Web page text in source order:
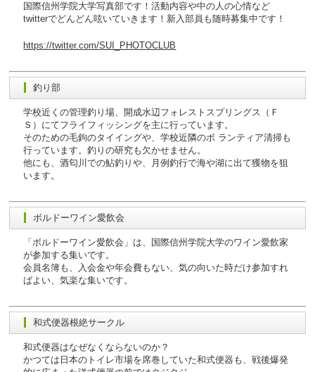
国際信州学院大学写真部です！活動内容や中の人の心情など
twitterでどんどん呟いていきます！新入部員も随時募集中です！
https://twitter.com/SUI_PHOTOCLUB
釣り部
学校近くの管理釣り場、開成水辺フォレストスプリングス（Ｆ
Ｓ）にてフライフィッシングを主に行っています。
そのための毛鉤のタイイングや、学校近隣のボ ランティア清掃も
行っています。釣りの研究も欠かせません。
他にも、酒匂川での鮎釣りや、月例釣行で海や湖に出て獲物を狙
います。
ボルドーワイン愛飲会
「ボルドーワイン愛飲会」は、国際信州学院大学のワイン愛飲家
が参加する集いです。
会員名簿も、入会金や年会費もない、気の向いた時だけ参加すれ
ばよい、気楽な集いです。
和式便器根絶サークル
和式便器はなぜなくならないのか？
かつては日本のトイレ市場を席巻していた和式便器も、戦後爆発